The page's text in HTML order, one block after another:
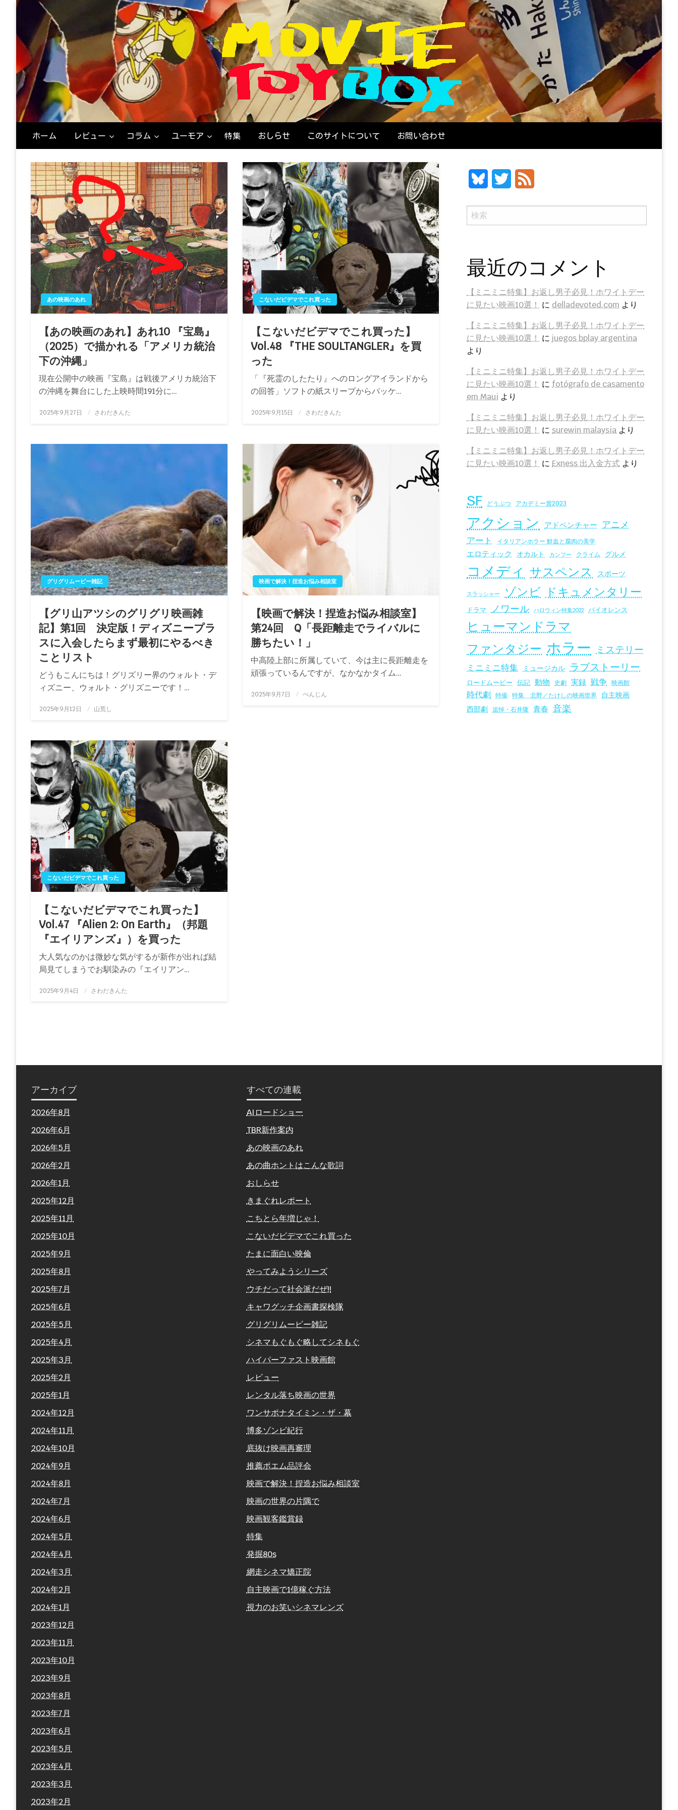
MOVIE TOYBOX
映画で遊ぶ人のためのウェブZINE
ホーム レビュー コラム ユーモア 特集 おしらせ このサイトについて お問い合わせ
あの映画のあれ
【あの映画のあれ】あれ10 『宝島』
（2025）で描かれる「アメリカ統治
下の沖縄」
現在公開中の映画『宝島』は戦後アメリカ統治下
の沖縄を舞台にした上映時間191分に…
投
2025年9月27日 さわだきんた
こないだビデマでこれ買った
【こないだビデマでこれ買った】
Vol.48 『THE SOULTANGLER』を買
った
「『死霊のしたたり』へのロングアイランドから
の回答」ソフトの紙スリープからパッケ…
投
2025年9月15日 さわだきんた
グリグリムービー雑記
【グリ山アツシのグリグリ映画雑
記】第1回 決定版！ディズニープラ
スに入会したらまず最初にやるべき
ことリスト
どうもこんにちは！グリズリー界のウォルト・デ
ィズニー、ウォルト・グリズニーです！…
投
2025年9月12日 山荒し
映画で解決！捏造お悩み相談室
【映画で解決！捏造お悩み相談室】
第24回 Q「長距離走でライバルに
勝ちたい！」
中高陸上部に所属していて、今は主に長距離走を
頑張っているんですが、なかなかタイム…
投
2025年9月7日 ぺんじん
こないだビデマでこれ買った
【こないだビデマでこれ買った】
Vol.47 『Alien 2: On Earth』（邦題
『エイリアンズ』）を買った
大人気なのかは微妙な気がするが新作が出れば結
局見てしまうでお馴染みの『エイリアン…
投
2025年9月4日 さわだきんた
Bluesky Twitter
検
索
最近のコメント
【ミニミニ特集】お返し男子必見！ホワイトデー
に見たい映画10選！ に delladevoted.com より
【ミニミニ特集】お返し男子必見！ホワイトデー
に見たい映画10選！ に juegos bplay argentina
より
【ミニミニ特集】お返し男子必見！ホワイトデー
に見たい映画10選！ に fotógrafo de casamento
em Maui より
【ミニミニ特集】お返し男子必見！ホワイトデー
に見たい映画10選！ に surewin malaysia より
【ミニミニ特集】お返し男子必見！ホワイトデー
に見たい映画10選！ に Exness 出入金方式 より
SF どうぶつ アカデミー賞2023
アクション アドベンチャー アニメ
アート イタリアンホラー 鮮血と腐肉の美学
エロティック オカルト カンフー クライム グルメ
コメディ サスペンス スポーツ
スラッシャー ゾンビ ドキュメンタリー
ドラマ ノワール ハロウィン特集2022 バイオレンス
ヒューマンドラマ
ファンタジー ホラー ミステリー
ミニミニ特集 ミュージカル ラブストーリー
ロードムービー 伝記 動物 史劇 実録 戦争 映画館
時代劇 特撮 特集 北野／たけしの映画世界
自主映画
西部劇 追悼・石井隆 青春 音楽
アーカイブ
2026年8月
2026年6月
2026年5月
2026年2月
2026年1月
2025年12月
2025年11月
2025年10月
2025年9月
2025年8月
2025年7月
2025年6月
2025年5月
2025年4月
2025年3月
2025年2月
2025年1月
2024年12月
2024年11月
2024年10月
2024年9月
2024年8月
2024年7月
2024年6月
2024年5月
2024年4月
2024年3月
2024年2月
2024年1月
2023年12月
2023年11月
2023年10月
2023年9月
2023年8月
2023年7月
2023年6月
2023年5月
2023年4月
2023年3月
2023年2月
すべての連載
AIロードショー
TBR新作案内
あの映画のあれ
あの曲ホントはこんな歌詞
おしらせ
きまぐれレポート
こちとら年増じゃ！
こないだビデマでこれ買った
たまに面白い映倫
やってみようシリーズ
ウチだって社会派だぜ!!
キャワグッチ企画書探検隊
グリグリムービー雑記
シネマもぐもぐ略してシネもぐ
ハイパーファスト映画館
レビュー
レンタル落ち映画の世界
ワンサポナタイミン・ザ・幕
博多ゾンビ紀行
底抜け映画再審理
推薦ポエム品評会
映画で解決！捏造お悩み相談室
映画の世界の片隅で
映画観客鑑賞録
特集
発掘80s
網走シネマ矯正院
自主映画で1億稼ぐ方法
視力のお笑いシネマレンズ